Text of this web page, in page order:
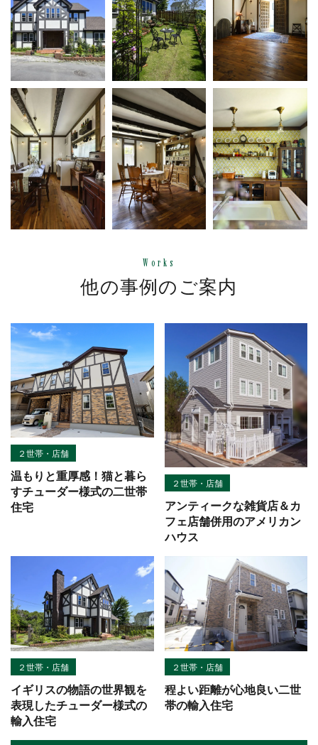
Works
他の事例のご案内
２世帯・店舗
温もりと重厚感！猫と暮ら
すチューダー様式の二世帯
住宅
２世帯・店舗
アンティークな雑貨店＆カ
フェ店舗併用のアメリカン
ハウス
２世帯・店舗
イギリスの物語の世界観を
表現したチューダー様式の
輸入住宅
２世帯・店舗
程よい距離が心地良い二世
帯の輸入住宅